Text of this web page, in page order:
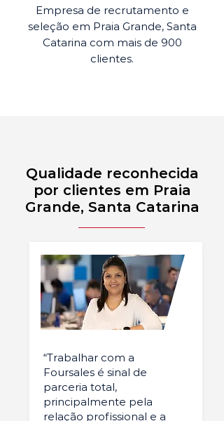
Empresa de recrutamento e
seleção em Praia Grande, Santa
Catarina com mais de 900
clientes.
Qualidade reconhecida
por clientes em Praia
Grande, Santa Catarina
“Trabalhar com a
Foursales é sinal de
parceria total,
principalmente pela
relação profissional e a